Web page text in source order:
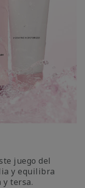
juego del
y equilibra
y tersa.